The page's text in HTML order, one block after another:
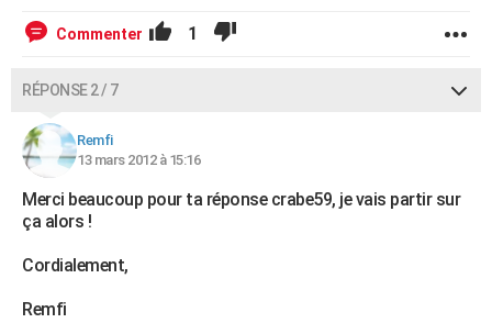
Commenter 1
RÉPONSE 2 / 7
Remfi
13 mars 2012 à 15:16
Merci beaucoup pour ta réponse crabe59, je vais partir sur
ça alors !
Cordialement,
Remfi